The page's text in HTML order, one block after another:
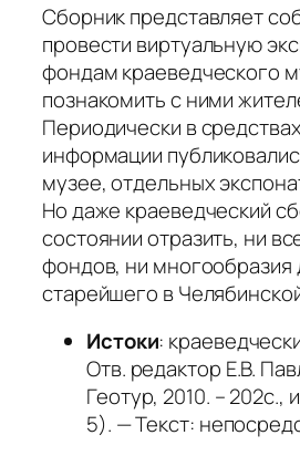
Сборник представляет
провести виртуальную
фондам краеведческого
познакомить с ними
Периодически в
информации
музее, отдельных
Но даже краеведческий
состоянии отразить, ни
фондов, ни многообразия
старейшего в
Истоки:
Отв. редактор Е.В.
Геотур, 2010. –
5). — Текст: